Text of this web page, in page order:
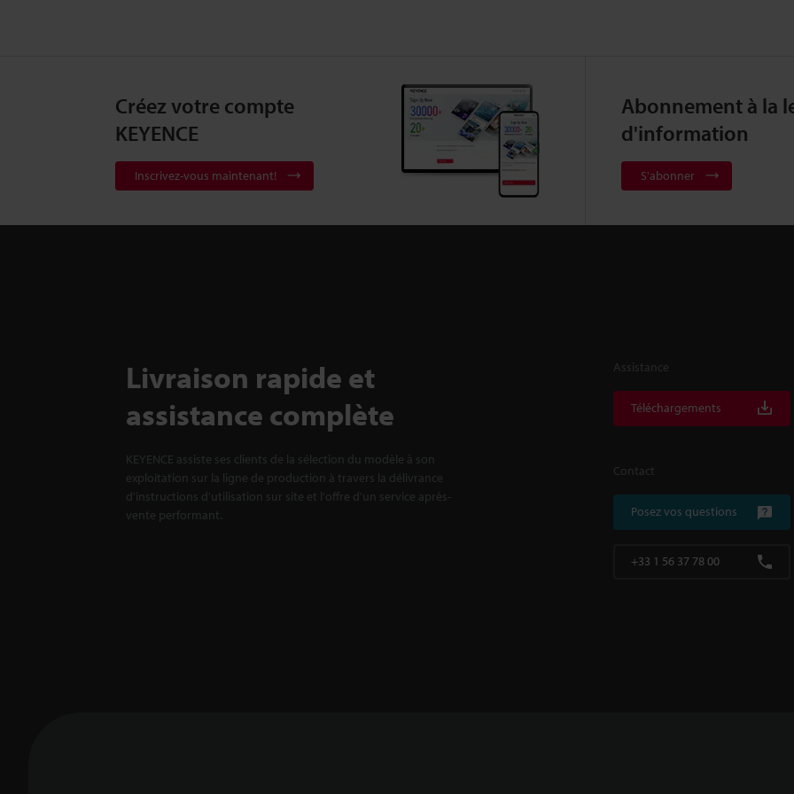
Créez votre compte
KEYENCE
Inscrivez-vous maintenant!
Abonnement à la
d'information
S'abonner
Livraison rapide et
assistance complète
KEYENCE assiste ses clients de la sélection du modèle à son
exploitation sur la ligne de production à travers la délivrance
d'instructions d'utilisation sur site et l'offre d'un service après-
vente performant.
Assistance
Téléchargements
Contact
Posez vos questions
+33 1 56 37 78 00